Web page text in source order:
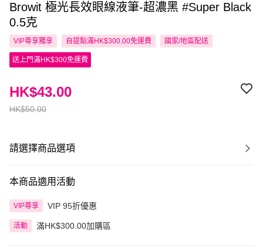
Browit 極光長效眼線液筆-超濃黑 #Super Black
0.5克
VIP尊享獨享 自提點滿HK$300.00免運費 國家/地區配送
送上門滿HK$300免運費
HK$50.00
HK$43.00
請選擇商品選項
本商品適用活動
VIP尊享 VIP 95折優惠
活動 滿HK$300.00加購區